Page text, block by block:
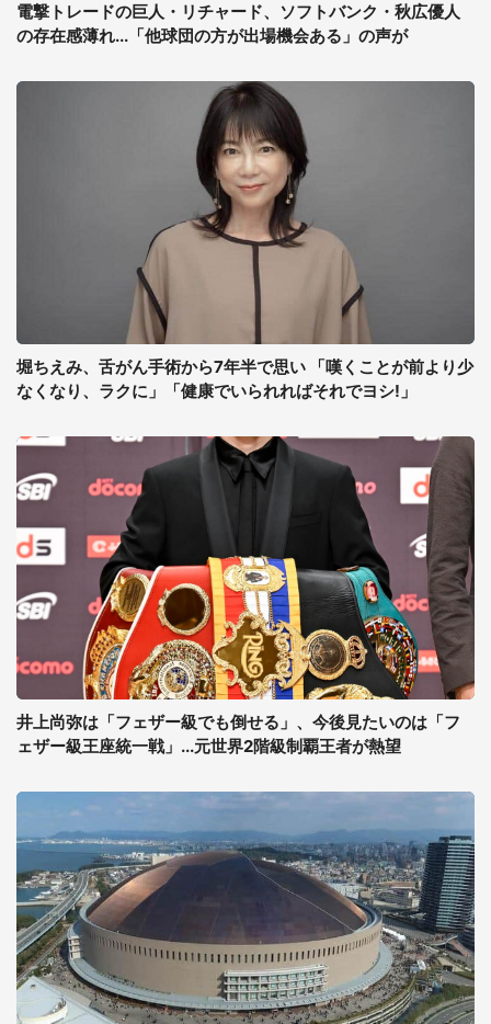
電撃トレードの巨人・リチャード、ソフトバンク・秋広優人
の存在感薄れ...「他球団の方が出場機会ある」の声が
堀ちえみ、舌がん手術から7年半で思い 「嘆くことが前より少
なくなり、ラクに」「健康でいられればそれでヨシ!」
井上尚弥は「フェザー級でも倒せる」、今後見たいのは「フ
ェザー級王座統一戦」...元世界2階級制覇王者が熱望